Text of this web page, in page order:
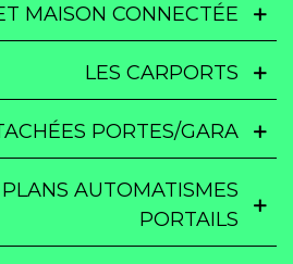
MAISON CONNECTÉE
LES CARPORTS
PORTES/GARA
AUTOMATISMES
PORTAILS